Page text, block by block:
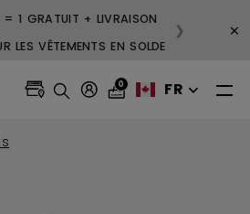
= 1 GRATUIT + LIVRAISON
LES VÊTEMENTS EN SOLDE
❯ ×
0 FR